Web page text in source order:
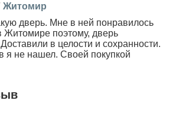
Житомир
дверь. Мне в ней понравилось
Житомире поэтому, дверь
в целости и сохранности.
я не нашел. Своей покупкой